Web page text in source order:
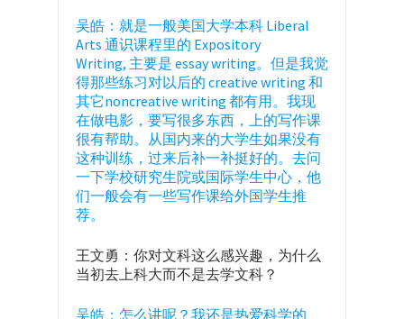
吴皓：就是一般美国大学本科 Liberal
Arts 通识课程里的 Expository
Writing, 主要是 essay writing。但是我觉
得那些练习对以后的 creative writing 和
其它noncreative writing 都有用。我现
在做电影，要写很多东西，上的写作课
很有帮助。从国内来的大学生如果没有
这种训练，过来后补一补挺好的。去问
一下学校研究生院或国际学生中心，他
们一般会有一些写作课给外国学生推
荐。
王文勇：你对文科这么感兴趣，为什么
当初去上科大而不是去学文科？
吴皓：怎么讲呢？我还是热爱科学的